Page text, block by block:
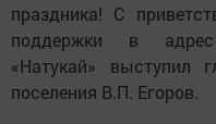
праздника! С
поддержки в адрес
«Натукай» выступил
поселения В.П. Егоров.